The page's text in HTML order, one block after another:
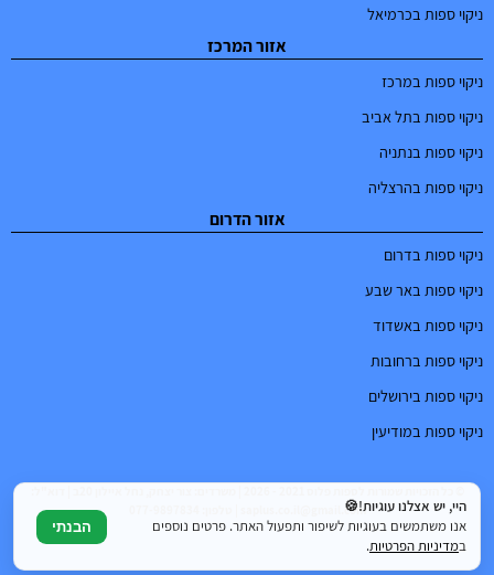
ניקוי ספות בכרמיאל
אזור המרכז
ניקוי ספות במרכז
ניקוי ספות בתל אביב
ניקוי ספות בנתניה
ניקוי ספות בהרצליה
אזור הדרום
ניקוי ספות בדרום
ניקוי ספות באר שבע
ניקוי ספות באשדוד
ניקוי ספות ברחובות
ניקוי ספות בירושלים
ניקוי ספות במודיעין
saplus.co.il@gmail.com | טלפון: 077-9897834היי, יש אצלנו עוגיות!🍪
אנו משתמשים בעוגיות לשיפור ותפעול האתר. פרטים נוספים
במדיניות הפרטיות.
הבנתי